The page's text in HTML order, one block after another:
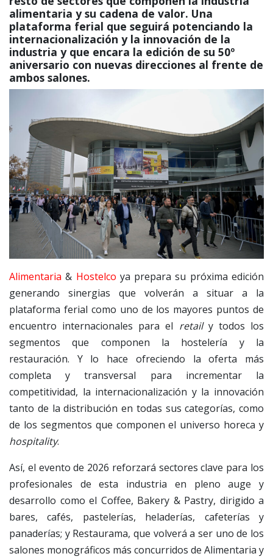
alimentaria y su cadena de valor. Una
plataforma ferial que seguirá potenciando la
internacionalización y la innovación de la
industria y que encara la edición de su 50º
aniversario con nuevas direcciones al frente de
ambos salones.
Alimentaria& Hostelco ya prepara su próxima edición
generando sinergias que volverán a situar a la
plataforma ferial como uno de los mayores puntos de
encuentro internacionales para el retail y todos los
segmentos que componen la hostelería y la
restauración. Y lo hace ofreciendo la oferta más
completa y transversal para incrementar la
competitividad, la internacionalización y la innovación
tanto de la distribución en todas sus categorías, como
de los segmentos que componen el universo horeca y
hospitality.
Así, el evento de 2026 reforzará sectores clave para los
profesionales de esta industria en pleno auge y
desarrollo como el Coffee, Bakery & Pastry, dirigido a
bares, cafés, pastelerías, heladerías, cafeterías y
panaderías; y Restaurama, que volverá a ser uno de los
salones monográficos más concurridos de Alimentaria y